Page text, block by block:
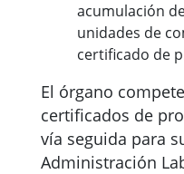
acumulación
unidades de
certificado de
El órgano
certificados de
vía seguida para
Administración